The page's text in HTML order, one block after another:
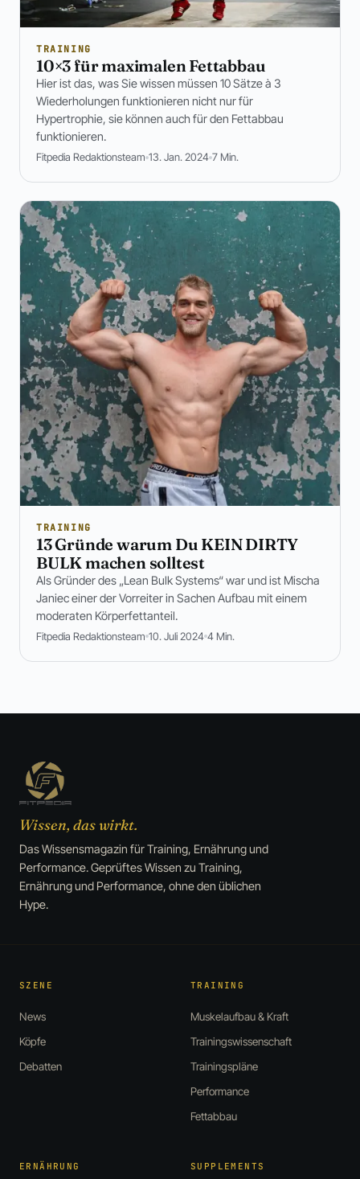
TRAINING
10×3 für maximalen Fettabbau
Hier ist das, was Sie wissen müssen 10 Sätze à 3
Wiederholungen funktionieren nicht nur für
Hypertrophie, sie können auch für den Fettabbau
funktionieren.
Fitpedia Redaktionsteam 13. Jan. 2024 7 Min.
TRAINING
13 Gründe warum Du KEIN DIRTY
BULK machen solltest
Als Gründer des „Lean Bulk Systems“ war und ist Mischa
Janiec einer der Vorreiter in Sachen Aufbau mit einem
moderaten Körperfettanteil.
Fitpedia Redaktionsteam 10. Juli 2024 4 Min.
Wissen, das wirkt.
Das Wissensmagazin für Training, Ernährung und
Performance. Geprüftes Wissen zu Training,
Ernährung und Performance, ohne den üblichen
Hype.
SZENE
News
Köpfe
Debatten
TRAINING
Muskelaufbau & Kraft
Trainingswissenschaft
Trainingspläne
Performance
Fettabbau
ERNÄHRUNG SUPPLEMENTS